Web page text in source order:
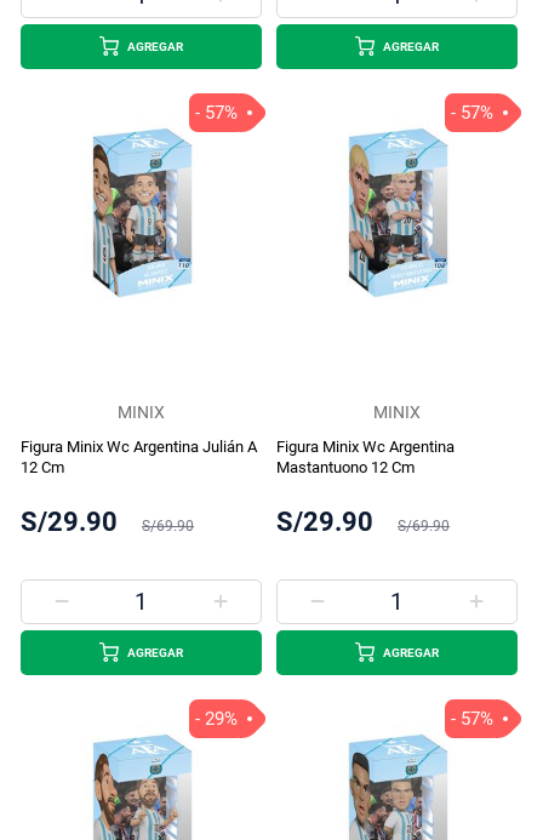
AGREGAR AGREGAR
MINIX
Figura Minix Wc Argentina Julián A
12 Cm
S/29.90 S/69.90
- 57%
AGREGAR
MINIX
Figura Minix Wc Argentina
Mastantuono 12 Cm
S/29.90 S/69.90
- 57%
AGREGAR
- 29% - 57%